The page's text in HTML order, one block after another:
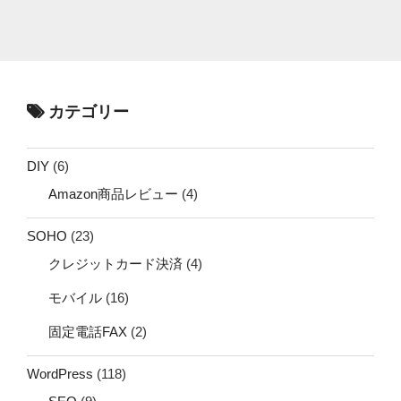
カテゴリー
DIY (6)
Amazon商品レビュー (4)
SOHO (23)
クレジットカード決済 (4)
モバイル (16)
固定電話FAX (2)
WordPress (118)